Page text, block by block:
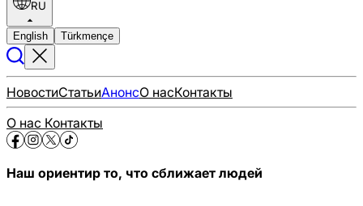
RU
English Türkmençe
НовостиСтатьиАнонсО насКонтакты
О нас Контакты
Наш ориентир то, что сближает людей